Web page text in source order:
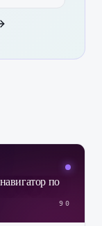
по
90